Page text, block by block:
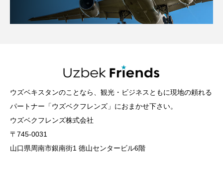
ウズベキスタンのことなら、観光・ビジネスともに現地の頼れる
パートナー「ウズベクフレンズ」におまかせ下さい。
ウズベクフレンズ株式会社
〒745-0031
山口県周南市銀南街1 徳山センタービル6階